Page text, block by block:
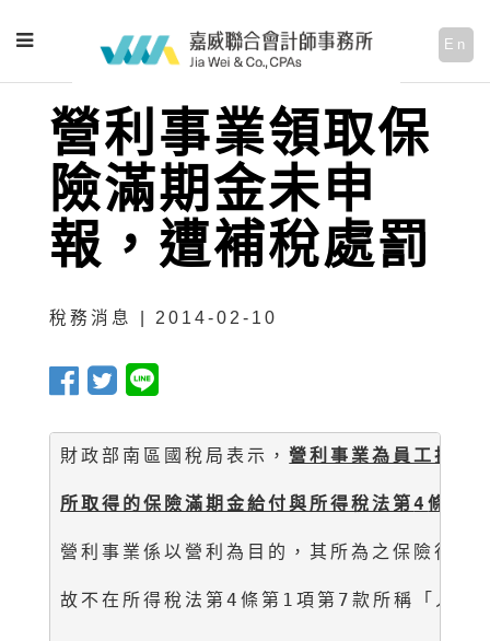
En
營利事業領取保
險滿期金未申
報，遭補稅處罰
稅務消息 | 2014-02-10
財政部南區國稅局表示，營利事業為員工投保
所取得的保險滿期金給付與所得稅法第4條第1
營利事業係以營利為目的，其所為之保險行為
故不在所得稅法第4條第1項第7款所稱「人身